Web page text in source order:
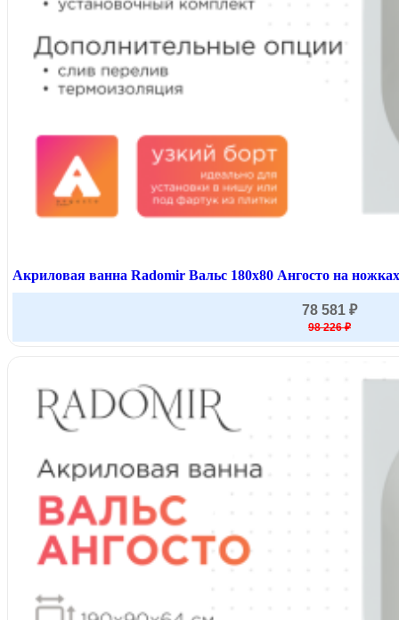
Акриловая ванна Radomir Вальс 180x80 Ангосто на
78 581 ₽
98 226 ₽